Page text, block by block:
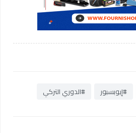
#إيوبسبور #الدوري التركي